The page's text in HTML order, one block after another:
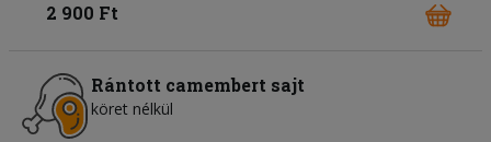
2 900 Ft
Rántott camembert sajt
köret nélkül